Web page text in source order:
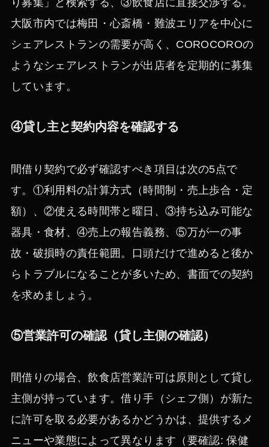
り募集」と検索する、③飲食店に直接交渉する。
大阪市内では梅田・心斎橋・難波エリアを中心に
シェアレストランの需要が高く、COROCOROの
ようなシェアレストランが出店者を定期的に募集
しています。
④貸し主と契約内容を確認する
間借り契約で必ず確認すべき項目は次の5点で
す。①利用料の計算方式（時間制・売上歩合・定
額）、②使える時間帯と曜日、③持ち込み可能な
器具・食材、④売上の報告義務、⑤万が一の事
故・破損時の責任範囲。口頭だけで進めると後か
らトラブルになることが多いため、書面での契約
を求めましょう。
⑤営業許可の確認（貸し主側の確認）
間借りの場合、飲食店営業許可は原則として貸し
主側が持っています。借り手（シェフ側）が新た
に許可を取る必要があるかどうかは、提供するメ
ニューや業態によって異なります（要確認: 保健